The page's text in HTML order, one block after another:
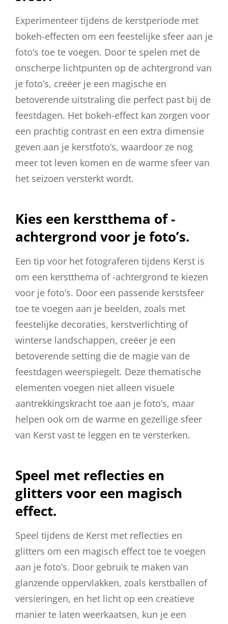
Experimenteer tijdens de kerstperiode met
bokeh-effecten om een feestelijke sfeer aan je
foto’s toe te voegen. Door te spelen met de
onscherpe lichtpunten op de achtergrond van
je foto’s, creëer je een magische en
betoverende uitstraling die perfect past bij de
feestdagen. Het bokeh-effect kan zorgen voor
een prachtig contrast en een extra dimensie
geven aan je kerstfoto’s, waardoor ze nog
meer tot leven komen en de warme sfeer van
het seizoen versterkt wordt.
Kies een kerstthema of -
achtergrond voor je foto’s.
Een tip voor het fotograferen tijdens Kerst is
om een kerstthema of -achtergrond te kiezen
voor je foto’s. Door een passende kerstsfeer
toe te voegen aan je beelden, zoals met
feestelijke decoraties, kerstverlichting of
winterse landschappen, creëer je een
betoverende setting die de magie van de
feestdagen weerspiegelt. Deze thematische
elementen voegen niet alleen visuele
aantrekkingskracht toe aan je foto’s, maar
helpen ook om de warme en gezellige sfeer
van Kerst vast te leggen en te versterken.
Speel met reflecties en
glitters voor een magisch
effect.
Speel tijdens de Kerst met reflecties en
glitters om een magisch effect toe te voegen
aan je foto’s. Door gebruik te maken van
glanzende oppervlakken, zoals kerstballen of
versieringen, en het licht op een creatieve
manier te laten weerkaatsen, kun je een